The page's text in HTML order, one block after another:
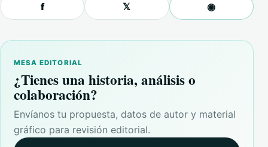
f 𝕏 ◉
MESA EDITORIAL
¿Tienes una historia, análisis o
colaboración?
Envíanos tu propuesta, datos de autor y material
gráfico para revisión editorial.